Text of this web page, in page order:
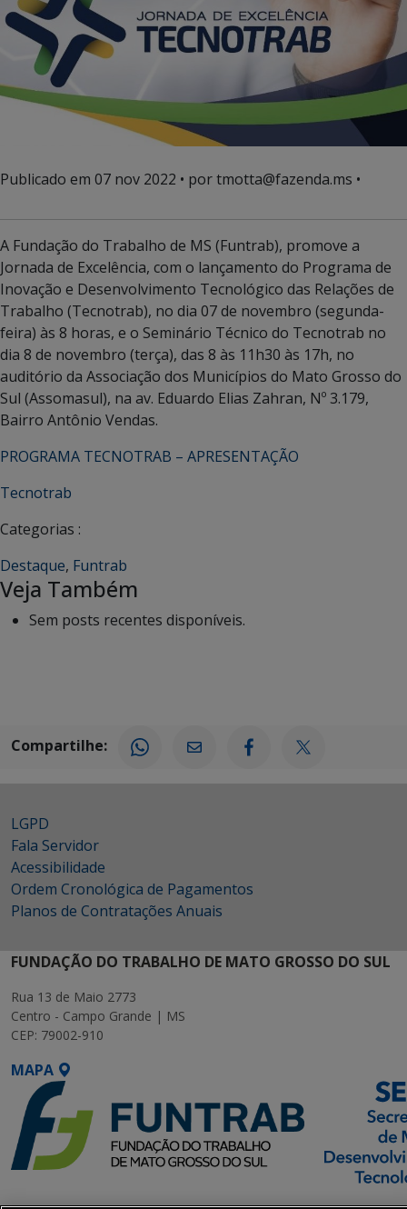
Publicado em 07 nov 2022 • por tmotta@fazenda.ms •
A Fundação do Trabalho de MS (Funtrab), promove a
Jornada de Excelência, com o lançamento do Programa de
Inovação e Desenvolvimento Tecnológico das Relações de
Trabalho (Tecnotrab), no dia 07 de novembro (segunda-
feira) às 8 horas, e o Seminário Técnico do Tecnotrab no
dia 8 de novembro (terça), das 8 às 11h30 às 17h, no
auditório da Associação dos Municípios do Mato Grosso do
Sul (Assomasul), na av. Eduardo Elias Zahran, Nº 3.179,
Bairro Antônio Vendas.
PROGRAMA TECNOTRAB – APRESENTAÇÃO
Tecnotrab
Categorias :
Destaque, Funtrab
Veja Também
Sem posts recentes disponíveis.
Compartilhe:
LGPD
Fala Servidor
Acessibilidade
Ordem Cronológica de Pagamentos
Planos de Contratações Anuais
FUNDAÇÃO DO TRABALHO DE MATO GROSSO DO SUL
Rua 13 de Maio 2773
Centro - Campo Grande | MS
CEP: 79002-910
MAPA